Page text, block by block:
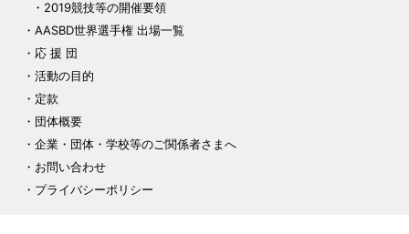
2019競技等の開催要領
AASBD世界選手権 出場一覧
応 援 団
活動の目的
定款
団体概要
企業・団体・学校等のご関係者さまへ
お問い合わせ
プライバシーポリシー